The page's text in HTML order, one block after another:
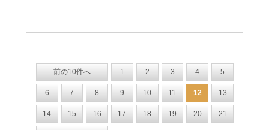
前の10件へ 1 2 3 4 5
6 7 8 9 10 11 12 13
14 15 16 17 18 19 20 21